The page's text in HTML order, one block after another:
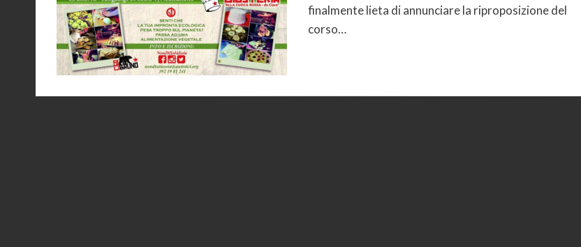
finalmente lieta di annunciare la riproposizione del
corso…